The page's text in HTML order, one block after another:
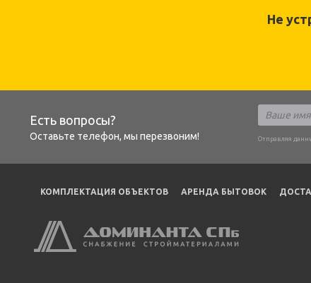
Не
Есть вопросы?
Оставьте телефон, мы перезвоним! Отправляя
КОМПЛЕКТАЦИЯ ОБЪЕКТОВ АРЕНДА БЫТОВОК